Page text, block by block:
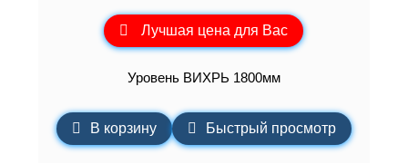
Лучшая цена для Вас
Уровень ВИХРЬ 1800мм
В корзину Быстрый просмотр